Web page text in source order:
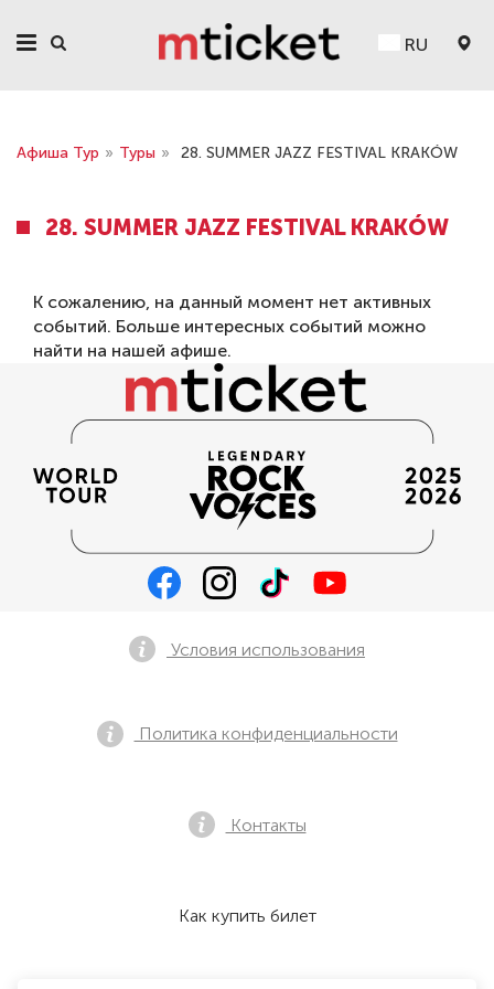
RU
Афиша Тур » Туры » 28. SUMMER JAZZ FESTIVAL KRAKÓW
28. SUMMER JAZZ FESTIVAL KRAKÓW
К сожалению, на данный момент нет активных
событий. Больше интересных событий можно
найти на нашей афише.
Условия использования
Политика конфиденциальности
Контакты
Как купить билет